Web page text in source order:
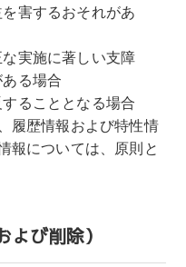
害するおそれがあ
実施に著しい支障
る場合
ることとなる場合
履歴情報および特性情
報については、原則と
び削除）